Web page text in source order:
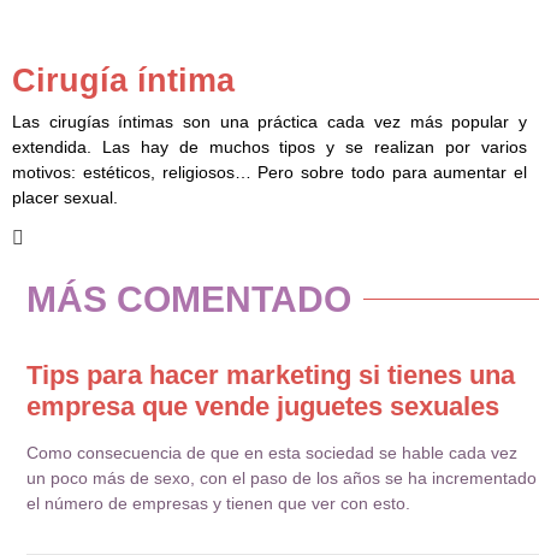
Cirugía íntima
Las cirugías íntimas son una práctica cada vez más popular y
extendida. Las hay de muchos tipos y se realizan por varios
motivos: estéticos, religiosos… Pero sobre todo para aumentar el
placer sexual.
MÁS COMENTADO
Tips para hacer marketing si tienes una
empresa que vende juguetes sexuales
Como consecuencia de que en esta sociedad se hable cada vez
un poco más de sexo, con el paso de los años se ha incrementado
el número de empresas y tienen que ver con esto.